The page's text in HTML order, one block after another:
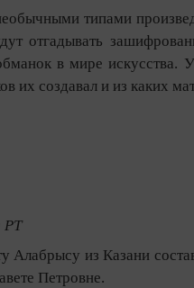
типами
отгадывать
в мире
их создавал и из каких
РТ
из Казани
Петровне.